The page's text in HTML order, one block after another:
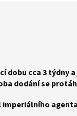
dobu cca 3 týdny
dodání se
imperiálního